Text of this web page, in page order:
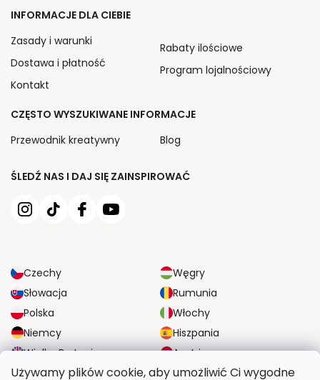
Używamy plików cookie, aby umożliwić Ci wygodne
ŚLEDŹ NAS I DAJ SIĘ ZAINSPIROWAĆ
Czechy
Węgry
Słowacja
Rumunia
Polska
Włochy
Niemcy
Hiszpania
Wielka Brytania
Austria
INFORMACJE DLA CIEBIE
Zasady i warunki
Dostawa i płatność
Kontakt
Rabaty ilościowe
Program lojalnościowy
CZĘSTO WYSZUKIWANE INFORMACJE
Przewodnik kreatywny
Blog